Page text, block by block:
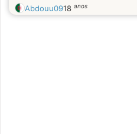
Abdouu0918 anos